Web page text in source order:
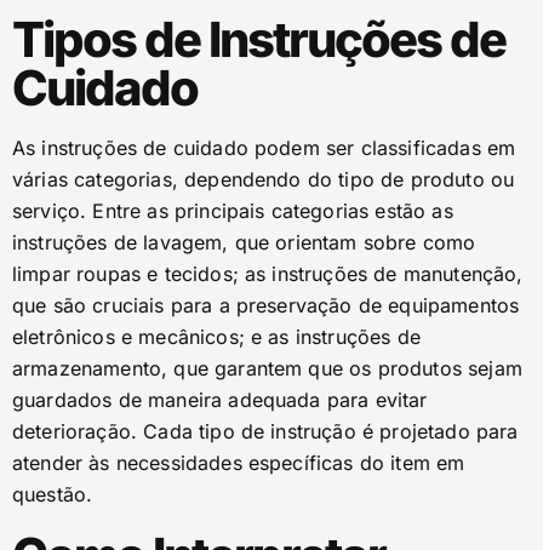
Tipos de Instruções de
Cuidado
As instruções de cuidado podem ser classificadas em
várias categorias, dependendo do tipo de produto ou
serviço. Entre as principais categorias estão as
instruções de lavagem, que orientam sobre como
limpar roupas e tecidos; as instruções de manutenção,
que são cruciais para a preservação de equipamentos
eletrônicos e mecânicos; e as instruções de
armazenamento, que garantem que os produtos sejam
guardados de maneira adequada para evitar
deterioração. Cada tipo de instrução é projetado para
atender às necessidades específicas do item em
questão.